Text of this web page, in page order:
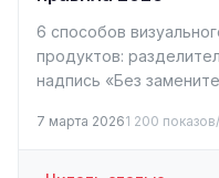
6 способов
продуктов:
надпись «Без
7 марта 20261 200